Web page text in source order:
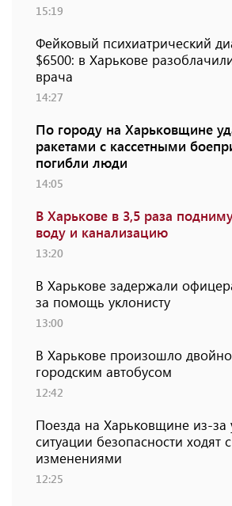
15:19
Фейковый психиатрический
$6500: в Харькове
врача
14:27
По городу на Харьковщине
ракетами с кассетными
погибли люди
14:05
В Харькове в 3,5 раза
воду и канализацию
13:20
В Харькове задержали
за помощь уклонисту
13:00
В Харькове произошло
городским автобусом
12:42
Поезда на Харьковщине из-за
ситуации безопасности ходят с
изменениями
12:25